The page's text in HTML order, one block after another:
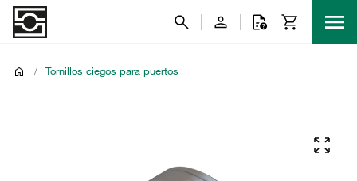
/ Tornillos ciegos para puertos